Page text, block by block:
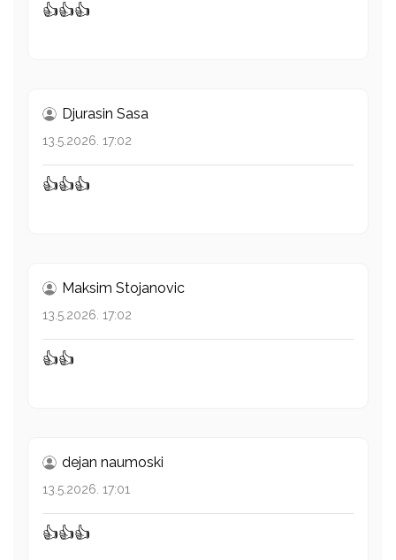
👍👍👍
Djurasin Sasa
13.5.2026. 17:02
👍👍👍
Maksim Stojanovic
13.5.2026. 17:02
👍👍
dejan naumoski
13.5.2026. 17:01
👍👍👍